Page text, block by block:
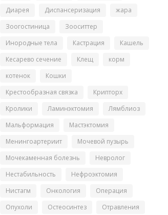
Диарея
Диспансеризация
жара
Зоогостиница
Зооситтер
Инородные тела
Кастрация
Кашель
Кесарево сечение
Клещ
корм
котенок
Кошки
Крестообразная связка
Крипторх
Кролики
Ламинэктомия
Лямблиоз
Мальформация
Мастэктомия
Менингоартериит
Мочевой пузырь
Мочекаменная болезнь
Невролог
Нестабильность
Нефроэктомия
Нистагм
Онкология
Операция
Опухоли
Остеосинтез Отравления